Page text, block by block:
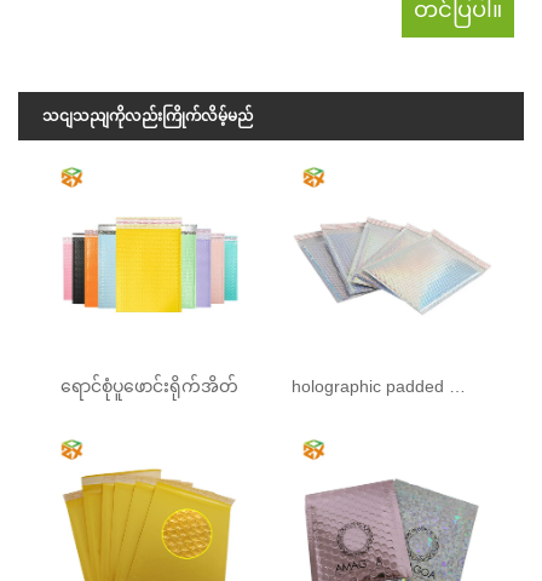
သငျသညျကိုလည်းကြိုက်လိမ့်မည်
ရောင်စုံပူဖောင်းရိုက်အိတ်